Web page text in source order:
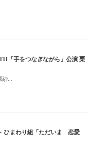
「手をつなぎながら」公演 栗
...
ひまわり組「ただいま 恋愛